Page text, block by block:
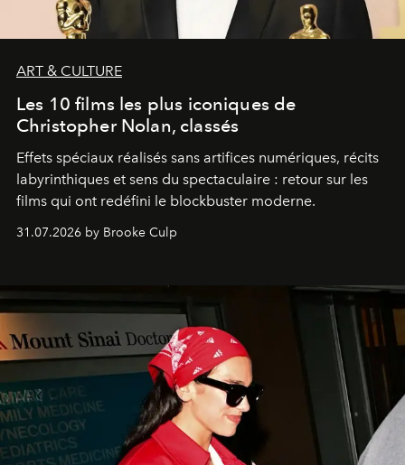
ART & CULTURE
Les 10 films les plus iconiques de
Christopher Nolan, classés
Effets spéciaux réalisés sans artifices numériques, récits
labyrinthiques et sens du spectaculaire : retour sur les
films qui ont redéfini le blockbuster moderne.
31.07.2026 by Brooke Culp